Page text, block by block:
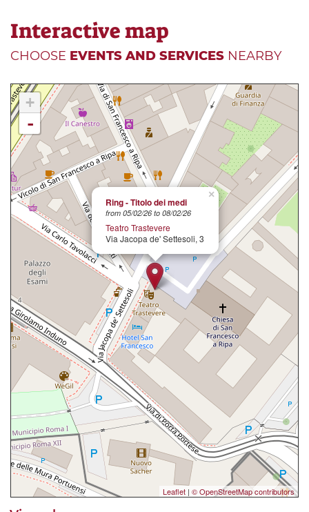
Interactive map
CHOOSE EVENTS AND SERVICES NEARBY
×
Ring - Titolo dei medi
from 05/02/26 to 08/02/26
Teatro Trastevere
Via Jacopa de' Settesoli, 3
+
-
Leaflet | © OpenStreetMap contributors